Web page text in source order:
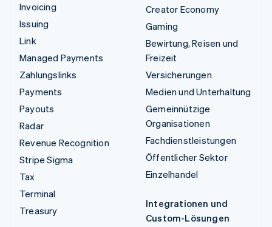
Invoicing
Issuing
Link
Managed Payments
Zahlungslinks
Payments
Payouts
Radar
Revenue Recognition
Stripe Sigma
Tax
Terminal
Treasury
Creator Economy
Gaming
Bewirtung, Reisen und
Freizeit
Versicherungen
Medien und Unterhaltung
Gemeinnützige
Organisationen
Fachdienstleistungen
Öffentlicher Sektor
Einzelhandel
Integrationen und
Custom-Lösungen